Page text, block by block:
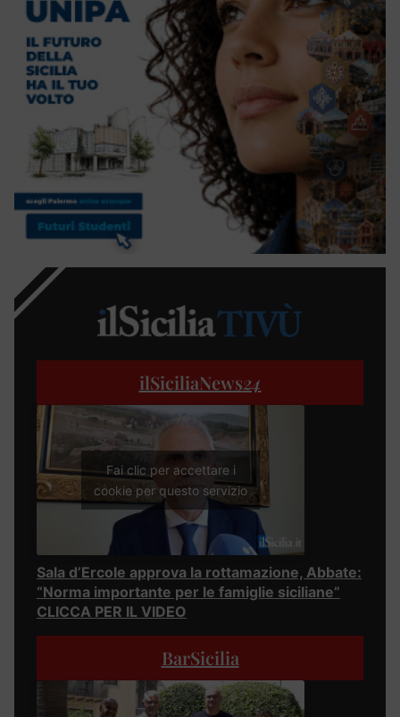
ilSiciliaNews24
Fai clic per accettare i
cookie per questo servizio
Sala d’Ercole approva la rottamazione, Abbate:
“Norma importante per le famiglie siciliane”
CLICCA PER IL VIDEO
BarSicilia